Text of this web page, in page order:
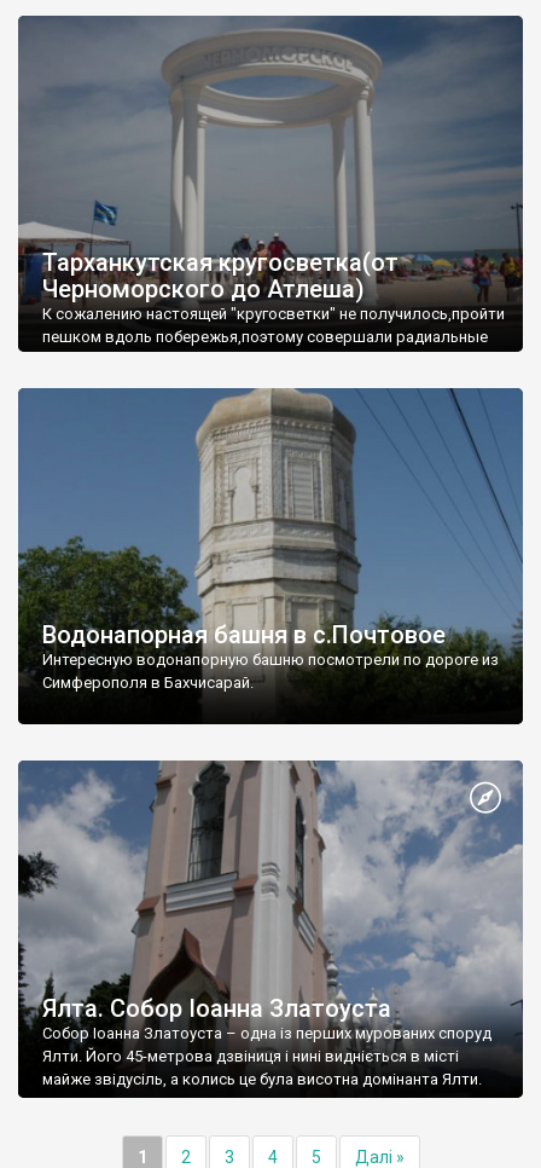
Тарханкутская кругосветка(от
Черноморского до Атлеша)
К сожалению настоящей "кругосветки" не получилось,пройти
пешком вдоль побережья,поэтому совершали радиальные
Водонапорная башня в с.Почтовое
Интересную водонапорную башню посмотрели по дороге из
Симферополя в Бахчисарай.
Ялта. Собор Іоанна Златоуста
Собор Іоанна Златоуста – одна із перших мурованих споруд
Ялти. Його 45-метрова дзвіниця і нині видніється в місті
майже звідусіль, а колись це була висотна домінанта Ялти.
1 2 3 4 5 Далі »